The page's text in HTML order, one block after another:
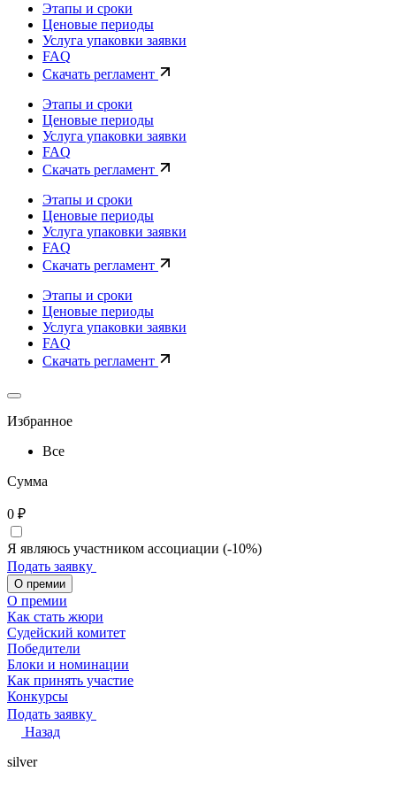
Этапы и сроки
Ценовые периоды
Услуга упаковки заявки
FAQ
Скачать регламент
Этапы и сроки
Ценовые периоды
Услуга упаковки заявки
FAQ
Скачать регламент
Этапы и сроки
Ценовые периоды
Услуга упаковки заявки
FAQ
Скачать регламент
Этапы и сроки
Ценовые периоды
Услуга упаковки заявки
FAQ
Скачать регламент
Избранное
Все
Сумма
0 ₽
Я являюсь участником ассоциации (-10%)
Подать заявку
О премии
О премии
Как стать жюри
Судейский комитет
Победители
Блоки и номинации
Как принять участие
Конкурсы
Подать заявку
Назад
silver